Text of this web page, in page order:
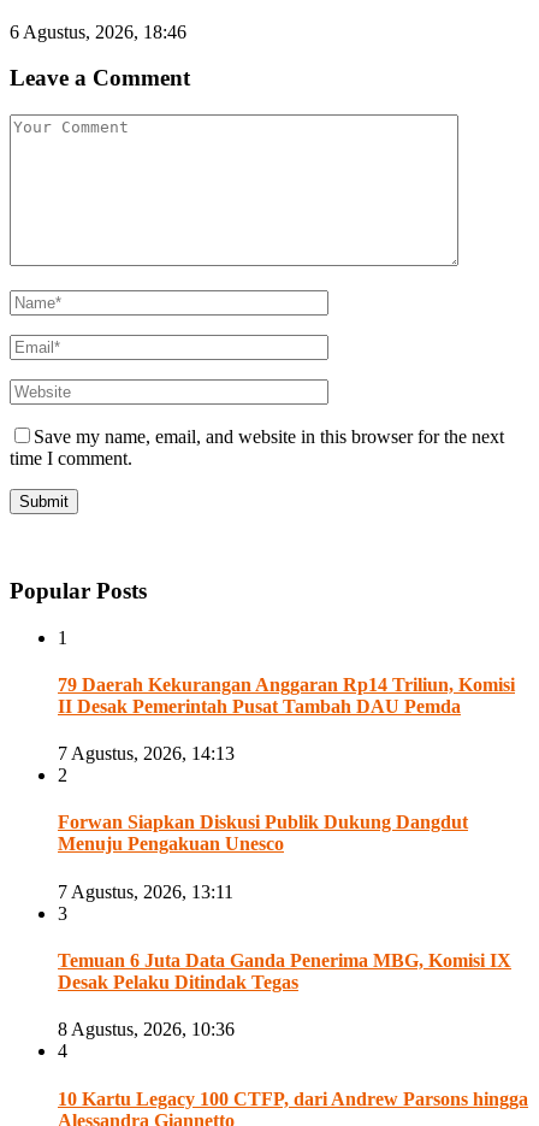
6 Agustus, 2026, 18:46
Leave a Comment
Save my name, email, and website in this browser for the next
time I comment.
Popular Posts
1
79 Daerah Kekurangan Anggaran Rp14 Triliun, Komisi
II Desak Pemerintah Pusat Tambah DAU Pemda
7 Agustus, 2026, 14:13
2
Forwan Siapkan Diskusi Publik Dukung Dangdut
Menuju Pengakuan Unesco
7 Agustus, 2026, 13:11
3
Temuan 6 Juta Data Ganda Penerima MBG, Komisi IX
Desak Pelaku Ditindak Tegas
8 Agustus, 2026, 10:36
4
10 Kartu Legacy 100 CTFP, dari Andrew Parsons hingga
Alessandra Giannetto